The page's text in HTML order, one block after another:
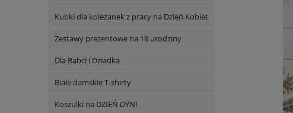
Kubki dla koleżanek z pracy na Dzień Kobiet
Zestawy prezentowe na 18 urodziny
Dla Babci i Dziadka
Białe damskie T-shirty
Koszulki na DZIEŃ DYNI